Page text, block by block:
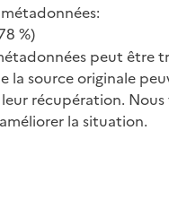
%)
peut être
la source originale
récupération.
la situation.